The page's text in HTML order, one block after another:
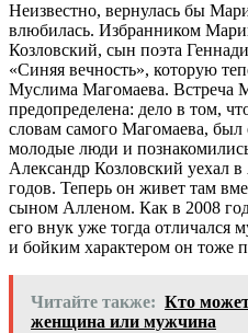
Неизвестно, вернулась бы
влюбилась. Избранником
Козловский, сын поэта
«Синяя вечность», которую
Муслима Магомаева. Встреча
предопределена: дело в том,
словам самого Магомаева,
молодые люди и
Александр Козловский уехал
годов. Теперь он живет там
сыном Алленом. Как в 2008
его внук уже тогда отличался
и бойким характером он тоже
Читайте также: Кто
женщина или мужчина